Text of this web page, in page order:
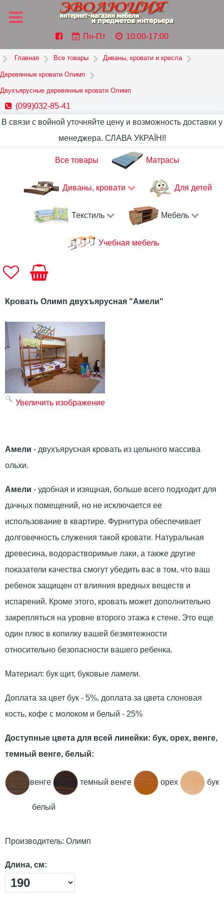
Пн-Пт 10:00-17:00
Главная Все товары Диваны, кровати и кресла
Деревянные кровати Олимп
Двухъярусные деревянные кровати Олимп
(099)032-85-41
В связи с войной уточняйте цену и возможность доставки у
менеджера. СЛАВА УКРАЇНІ!
Все товары Матрасы
Диваны, кровати Для детей
Текстиль Мебель
Учебная мебель
Кровать Олимп двухъярусная "Амели"
Увеличить изображение
Амели - двухъярусная кровать из цельного массива
ольхи.
Амели - удобная и изящная, больше всего подходит для
дачных помещений, но не исключается ее
использование в квартире. Фурнитура обеспечивает
долговечность служения такой кровати. Натуральная
древесина, водорастворимые лаки, а также другие
показатели качества смогут убедить вас в том, что ваш
ребенок защищен от влияния вредных веществ и
испарений. Кроме этого, кровать может дополнительно
закрепляться на уровне второго этажа к стене. Это еще
один плюс в копилку вашей безмятежности
относительно безопасности вашего ребенка.
Материал: бук щит, буковые ламели.
Доплата за цвет бук - 5%, доплата за цвета слоновая
кость, кофе с молоком и белый - 25%
Доступные цвета для всей линейки: бук, орех, венге,
темный венге, белый:
венге темный венге орех бук
белый
Производитель: Олимп
Длина, см: